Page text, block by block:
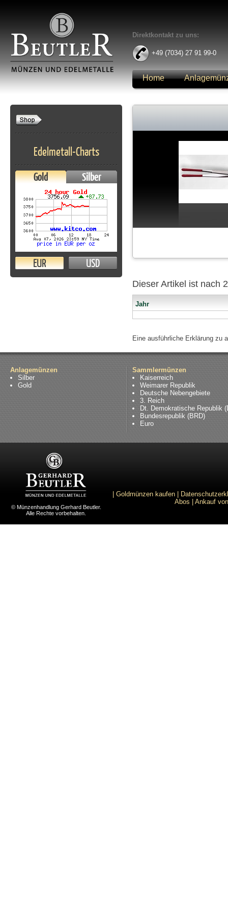
Direktkontakt zu uns:
+49 (7034) 27 91 99-0
Home
Edelmetall-Charts
Gold Silber
EUR USD
Dieser Artikel ist nach
Jahr
Eine ausführliche Erklärung zu
Anlagemünzen
Silber
Gold
Sammlermünzen
Kaiserreich
Weimarer Republik
Deutsche Nebengebiete
3. Reich
Dt. Demokratische Republik
Bundesrepublik (BRD)
Euro
© Münzenhandlung Gerhard Beutler.
Alle Rechte vorbehalten.
Goldmünzen kaufen
Abos
Ankauf